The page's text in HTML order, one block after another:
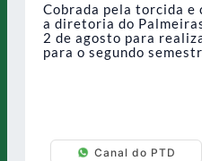
Cobrada pela torcida e
a diretoria do
2 de agosto para
para o segundo
Canal do PTD